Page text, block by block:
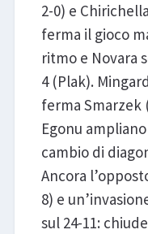
2-0) e
ferma il gioco
ritmo e Novara
4 (Plak).
ferma Smarzek
Egonu
cambio di
Ancora
8) e
sul 24-11: